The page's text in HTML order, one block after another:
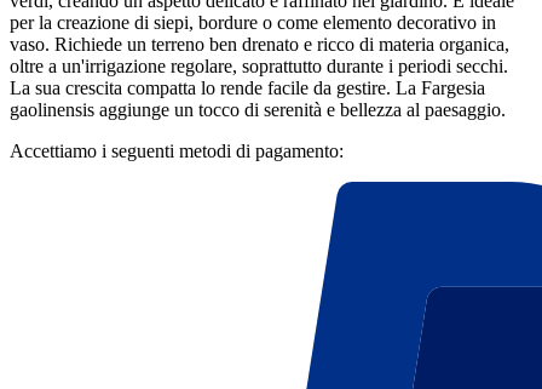
per la creazione di siepi, bordure o come elemento decorativo in
vaso. Richiede un terreno ben drenato e ricco di materia organica,
oltre a un'irrigazione regolare, soprattutto durante i periodi secchi.
La sua crescita compatta lo rende facile da gestire. La Fargesia
gaolinensis aggiunge un tocco di serenità e bellezza al paesaggio.
Accettiamo i seguenti metodi di pagamento: